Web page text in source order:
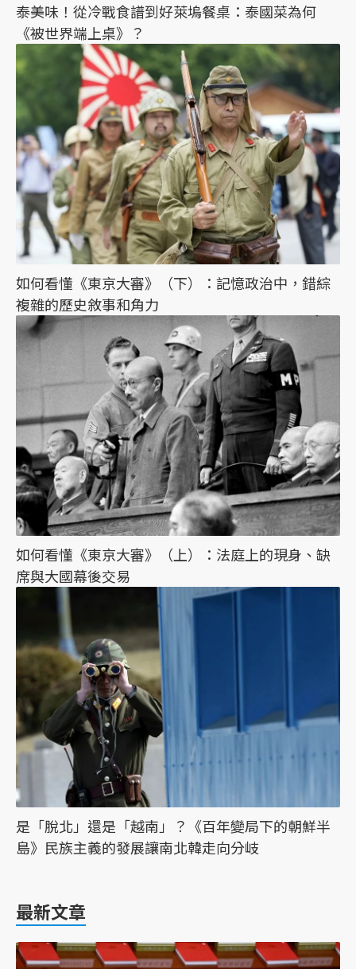
泰美味！從冷戰食譜到好萊塢餐桌：泰國菜為何
《被世界端上桌》？
如何看懂《東京大審》（下）：記憶政治中，錯綜
複雜的歷史敘事和角力
如何看懂《東京大審》（上）：法庭上的現身、缺
席與大國幕後交易
是「脫北」還是「越南」？《百年變局下的朝鮮半
島》民族主義的發展讓南北韓走向分岐
最新文章